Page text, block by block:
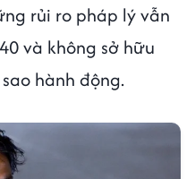
rủi ro pháp lý vẫn
và không sở hữu
hành động.